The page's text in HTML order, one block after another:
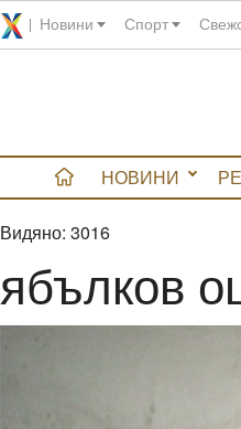
Новини Спорт
НОВИНИ
Видяно: 3016
ябълков